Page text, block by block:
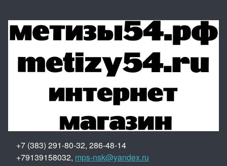
+7 (383) 291-80-32, 286-48-14
+79139158032, mps-nsk@yandex.ru